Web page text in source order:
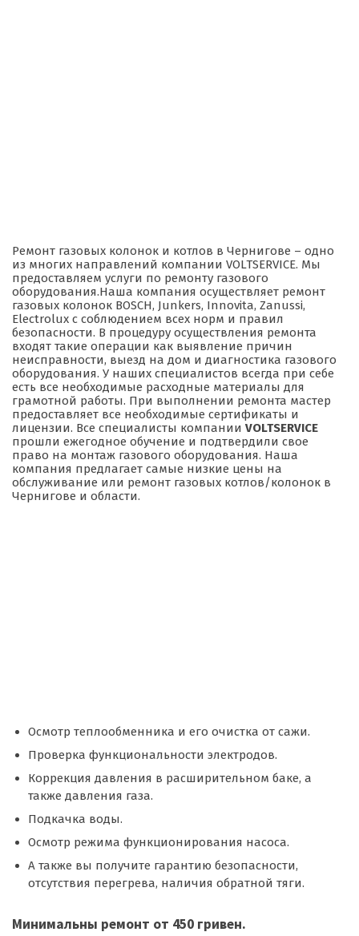
Ремонт газовых колонок и котлов в Чернигове – одно
из многих направлений компании VOLTSERVICE. Мы
предоставляем услуги по ремонту газового
оборудования.Наша компания осуществляет ремонт
газовых колонок BOSCH, Junkers, Innovita, Zanussi,
Electrolux с соблюдением всех норм и правил
безопасности. В процедуру осуществления ремонта
входят такие операции как выявление причин
неисправности, выезд на дом и диагностика газового
оборудования. У наших специалистов всегда при себе
есть все необходимые расходные материалы для
грамотной работы. При выполнении ремонта мастер
предоставляет все необходимые сертификаты и
лицензии. Все специалисты компании VOLTSERVICE
прошли ежегодное обучение и подтвердили свое
право на монтаж газового оборудования. Наша
компания предлагает самые низкие цены на
обслуживание или ремонт газовых котлов/колонок в
Чернигове и области.
Осмотр теплообменника и его очистка от сажи.
Проверка функциональности электродов.
Коррекция давления в расширительном баке, а
также давления газа.
Подкачка воды.
Осмотр режима функционирования насоса.
А также вы получите гарантию безопасности,
отсутствия перегрева, наличия обратной тяги.
Минимальны ремонт от 450 гривен.